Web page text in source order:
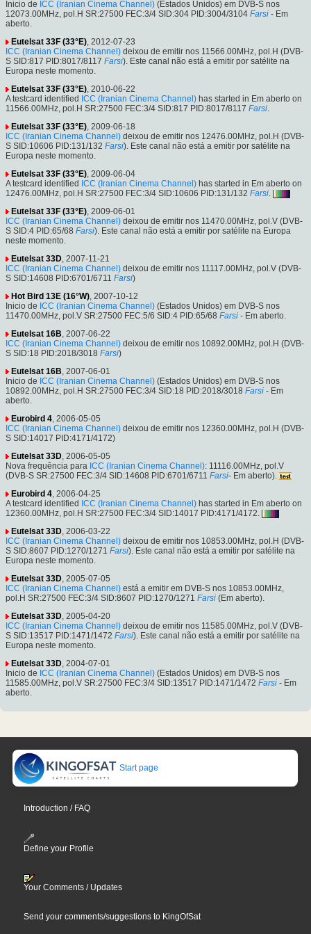
Inicio de ICC (Iranian Cinema Channel) (Estados Unidos) em DVB-S nos
12073.00MHz, pol.H SR:27500 FEC:3/4 SID:304 PID:3004/3104 Farsi - Em
aberto.
Eutelsat 33F (33°E), 2012-07-23
ICC (Iranian Cinema Channel) deixou de emitir nos 11566.00MHz, pol.H (DVB-
S SID:817 PID:8017/8117 Farsi). Este canal não está a emitir por satélite na
Europa neste momento.
Eutelsat 33F (33°E), 2010-06-22
A testcard identified ICC (Iranian Cinema Channel) has started in Em aberto on
11566.00MHz, pol.H SR:27500 FEC:3/4 SID:817 PID:8017/8117 Farsi.
Eutelsat 33F (33°E), 2009-06-18
ICC (Iranian Cinema Channel) deixou de emitir nos 12476.00MHz, pol.H (DVB-
S SID:10606 PID:131/132 Farsi). Este canal não está a emitir por satélite na
Europa neste momento.
Eutelsat 33F (33°E), 2009-06-04
A testcard identified ICC (Iranian Cinema Channel) has started in Em aberto on
12476.00MHz, pol.H SR:27500 FEC:3/4 SID:10606 PID:131/132 Farsi.
Eutelsat 33F (33°E), 2009-06-01
ICC (Iranian Cinema Channel) deixou de emitir nos 11470.00MHz, pol.V (DVB-
S SID:4 PID:65/68 Farsi). Este canal não está a emitir por satélite na Europa
neste momento.
Eutelsat 33D, 2007-11-21
ICC (Iranian Cinema Channel) deixou de emitir nos 11117.00MHz, pol.V (DVB-
S SID:14608 PID:6701/6711 Farsi)
Hot Bird 13E (16°W), 2007-10-12
Inicio de ICC (Iranian Cinema Channel) (Estados Unidos) em DVB-S nos
11470.00MHz, pol.V SR:27500 FEC:5/6 SID:4 PID:65/68 Farsi - Em aberto.
Eutelsat 16B, 2007-06-22
ICC (Iranian Cinema Channel) deixou de emitir nos 10892.00MHz, pol.H (DVB-
S SID:18 PID:2018/3018 Farsi)
Eutelsat 16B, 2007-06-01
Inicio de ICC (Iranian Cinema Channel) (Estados Unidos) em DVB-S nos
10892.00MHz, pol.H SR:27500 FEC:3/4 SID:18 PID:2018/3018 Farsi - Em
aberto.
Eurobird 4, 2006-05-05
ICC (Iranian Cinema Channel) deixou de emitir nos 12360.00MHz, pol.H (DVB-
S SID:14017 PID:4171/4172)
Eutelsat 33D, 2006-05-05
Nova frequência para ICC (Iranian Cinema Channel): 11116.00MHz, pol.V
(DVB-S SR:27500 FEC:3/4 SID:14608 PID:6701/6711 Farsi- Em aberto).
Eurobird 4, 2006-04-25
A testcard identified ICC (Iranian Cinema Channel) has started in Em aberto on
12360.00MHz, pol.H SR:27500 FEC:3/4 SID:14017 PID:4171/4172.
Eutelsat 33D, 2006-03-22
ICC (Iranian Cinema Channel) deixou de emitir nos 10853.00MHz, pol.H (DVB-
S SID:8607 PID:1270/1271 Farsi). Este canal não está a emitir por satélite na
Europa neste momento.
Eutelsat 33D, 2005-07-05
ICC (Iranian Cinema Channel) está a emitir em DVB-S nos 10853.00MHz,
pol.H SR:27500 FEC:3/4 SID:8607 PID:1270/1271 Farsi (Em aberto).
Eutelsat 33D, 2005-04-20
ICC (Iranian Cinema Channel) deixou de emitir nos 11585.00MHz, pol.V (DVB-
S SID:13517 PID:1471/1472 Farsi). Este canal não está a emitir por satélite na
Europa neste momento.
Eutelsat 33D, 2004-07-01
Inicio de ICC (Iranian Cinema Channel) (Estados Unidos) em DVB-S nos
11585.00MHz, pol.V SR:27500 FEC:3/4 SID:13517 PID:1471/1472 Farsi - Em
aberto.
Start page
Introduction / FAQ
Define your Profile
Your Comments / Updates
Send your comments/suggestions to KingOfSat